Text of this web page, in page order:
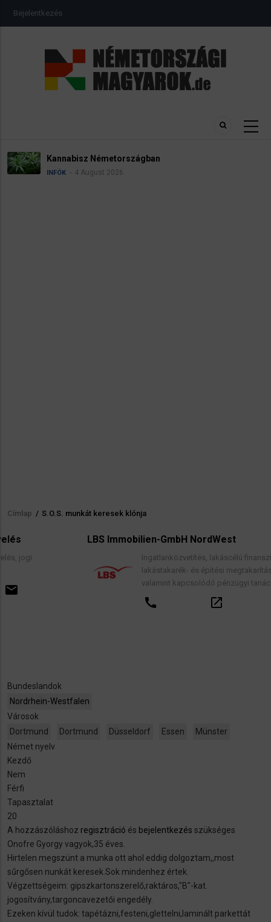
USER
ACCOUNT
Bejelentkezés
Kannabisz Németországban
INFÓK 4 August 2026
Morzsa
Címlap / S.O.S. munkát keresek klónja
LBS Immobilien-GmbH NordWest
Ingatlanközvetítés, lakáscélú finanszírozási
lakástakarék- és építési megtakarítási
valamint kapcsolódó pénzügyi tanácsadás.
Bundeslandok
Nordrhein-Westfalen
Városok
Dortmund
Dortmund Düsseldorf Essen
Münster
Német nyelv
Kezdő
Nem
Férfi
Tapasztalat
20
A hozzászóláshoz regisztráció és bejelentkezés szükséges
Onofre Gyorgy vagyok,35 éves.
Hirtelen megszünt a munka ott ahol eddig dolgoztam,,most
sűrgősen nunkát keresek.Sok mindenhez értek.
Végzettségeim: gipszkartonszerelő,raktáros,"B"-kat.
jogosítvány,targoncavezetői engedély.
Ezeken kívül tudok: tapétázni,festeni,glettelni,laminált parkettát